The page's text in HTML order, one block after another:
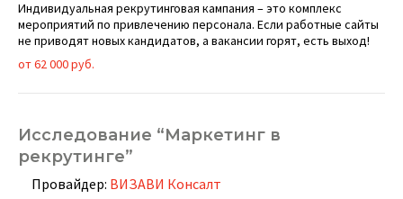
Индивидуальная рекрутинговая кампания – это комплекс
мероприятий по привлечению персонала. Если работные сайты
не приводят новых кандидатов, а вакансии горят, есть выход!
от 62 000 руб.
Исследование “Маркетинг в
рекрутинге”
Провайдер: ВИЗАВИ Консалт